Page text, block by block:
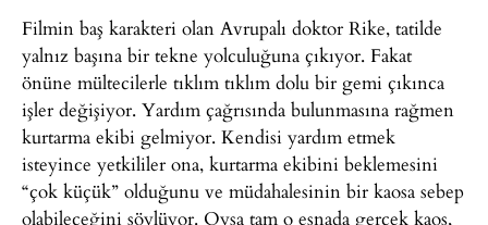
Filmin baş karakteri olan Avrupalı doktor Rike, tatilde
yalnız başına bir tekne yolculuğuna çıkıyor. Fakat
önüne mültecilerle tıklım tıklım dolu bir gemi çıkınca
işler değişiyor. Yardım çağrısında bulunmasına rağmen
kurtarma ekibi gelmiyor. Kendisi yardım etmek
isteyince yetkililer ona, kurtarma ekibini beklemesini
“çok küçük” olduğunu ve müdahalesinin bir kaosa sebep
olabileceğini söylüyor. Oysa tam o esnada gerçek kaos,